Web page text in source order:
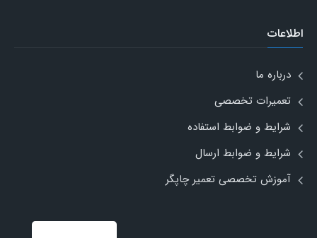
اطلاعات
درباره ما
تعمیرات تخصصی
شرایط و ضوابط استفاده
شرایط و ضوابط ارسال
آموزش تخصصی تعمیر چاپگر